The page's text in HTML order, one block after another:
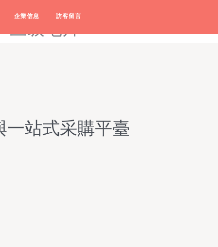
线观看-福利导视频-福利
企業信息 訪客留言
一站式采購平臺